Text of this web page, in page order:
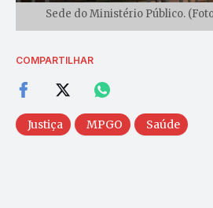
Sede do Ministério Público.
COMPARTILHAR
Justiça MPGO Saúde